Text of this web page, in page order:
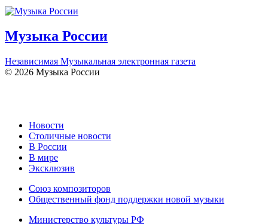
Музыка России
Независимая Музыкальная электронная газета
© 2026 Музыка России
Новости
Столичные новости
В России
В мире
Эксклюзив
Союз композиторов
Общественный фонд поддержки новой музыки
Министерство культуры РФ